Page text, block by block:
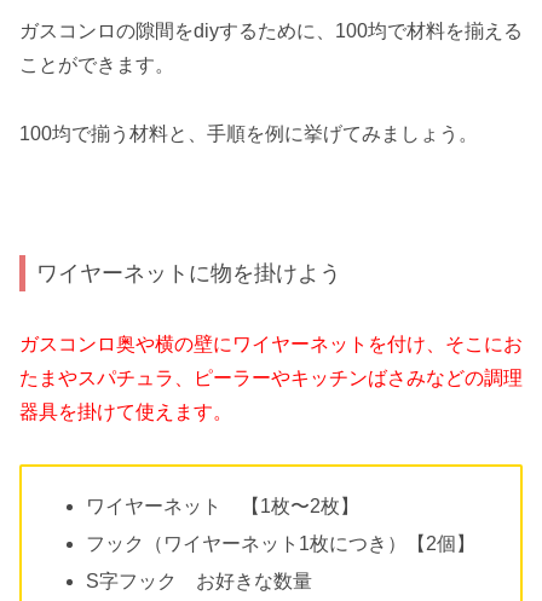
ガスコンロの隙間をdiyするために、100均で材料を揃える
ことができます。
100均で揃う材料と、手順を例に挙げてみましょう。
ワイヤーネットに物を掛けよう
ガスコンロ奥や横の壁にワイヤーネットを付け、そこにお
たまやスパチュラ、ピーラーやキッチンばさみなどの調理
器具を掛けて使えます。
ワイヤーネット 【1枚〜2枚】
フック（ワイヤーネット1枚につき）【2個】
S字フック お好きな数量